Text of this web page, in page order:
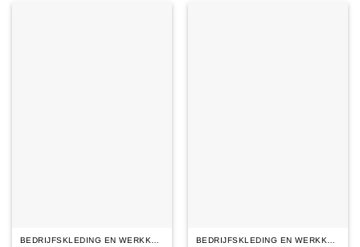
BEDRIJFSKLEDING EN WERKKLEDING BEDRIJFSKLEDING EN WERKKLEDING